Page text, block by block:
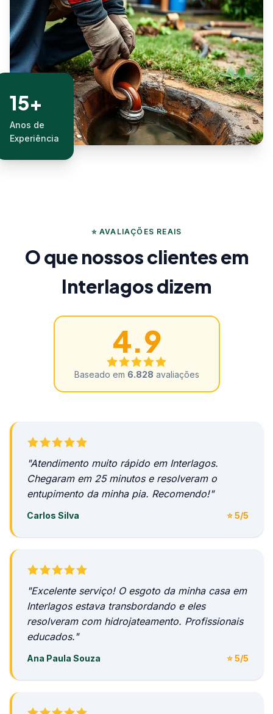
15+
Anos de
Experiência
⭐ AVALIAÇÕES REAIS
O que nossos clientes em
Interlagos dizem
4.9
Baseado em 6.828 avaliações
"Atendimento muito rápido em Interlagos.
Chegaram em 25 minutos e resolveram o
entupimento da minha pia. Recomendo!"
Carlos Silva ⭐ 5/5
"Excelente serviço! O esgoto da minha casa em
Interlagos estava transbordando e eles
resolveram com hidrojateamento. Profissionais
educados."
Ana Paula Souza ⭐ 5/5